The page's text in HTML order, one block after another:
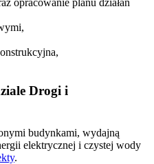
Drogi i
budynkami, wydajną
elektrycznej i czystej wody
.